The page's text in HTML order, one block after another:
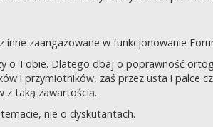
inne zaangażowane w funkcjonowanie
o Tobie. Dlatego dbaj o poprawność
i przymiotników, zaś przez usta i palce
z taką zawartością.
nie o dyskutantach.